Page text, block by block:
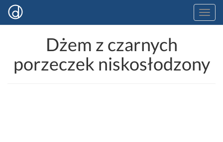
Dżem z czarnych
porzeczek niskosłodzony